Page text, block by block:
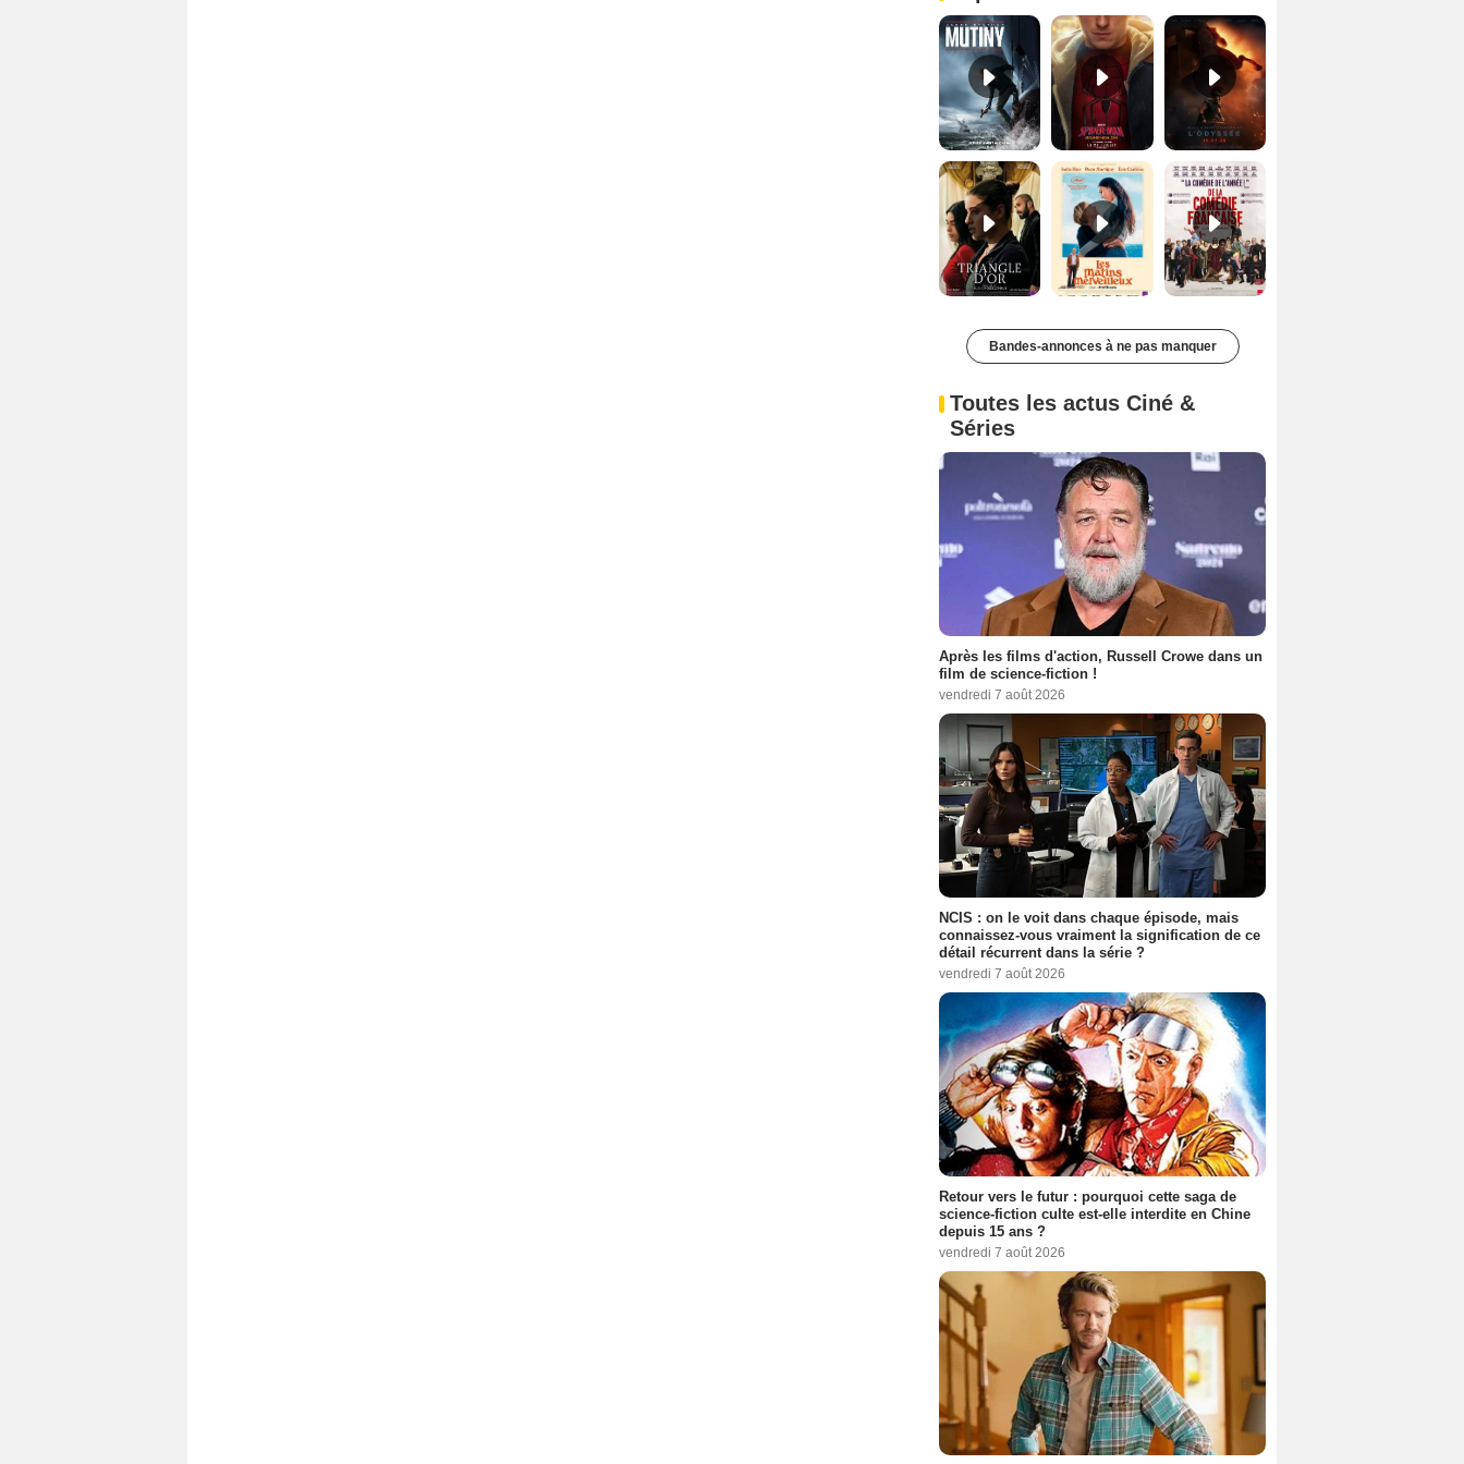
Le Triangle d'or Bande-annonce VF De la Comédie-Française Teaser VF
Bandes-annonces à ne pas manquer
Toutes les actus Ciné &
Séries
Après les films d'action, Russell Crowe dans un
film de science-fiction !
vendredi 7 août 2026
NCIS : on le voit dans chaque épisode, mais
connaissez-vous vraiment la signification de ce
détail récurrent dans la série ?
vendredi 7 août 2026
Retour vers le futur : pourquoi cette saga de
science-fiction culte est-elle interdite en Chine
depuis 15 ans ?
vendredi 7 août 2026